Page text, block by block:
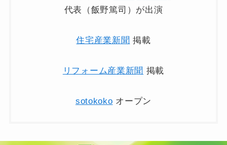
代表（飯野篤司）が出演
住宅産業新聞 掲載
リフォーム産業新聞 掲載
sotokoko オープン